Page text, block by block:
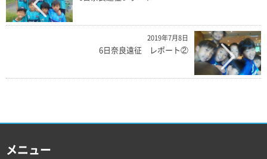
2019年7月8日
6日奈良遠征 レポート②
メニュー